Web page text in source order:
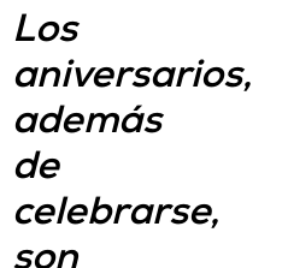
Los
aniversarios,
además
de
celebrarse,
son